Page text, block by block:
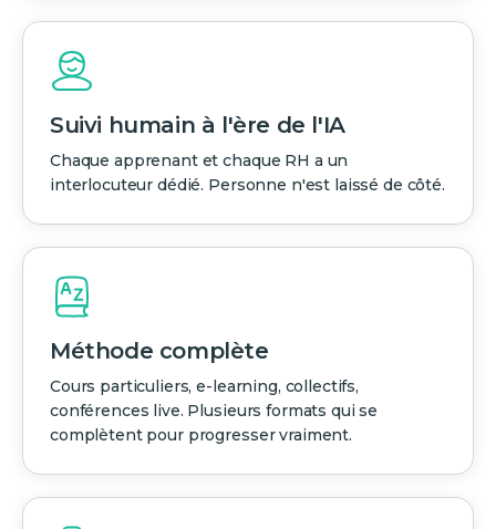
Suivi humain à l'ère de l'IA
Chaque apprenant et chaque RH a un
interlocuteur dédié. Personne n'est laissé de côté.
Méthode complète
Cours particuliers, e-learning, collectifs,
conférences live. Plusieurs formats qui se
complètent pour progresser vraiment.